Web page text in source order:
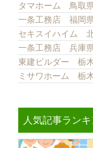
タマホーム 鳥取
一条工務店 福岡
セキスイハイム
一条工務店 兵庫
東建ビルダー 栃
ミサワホーム 栃
人気記事ラン